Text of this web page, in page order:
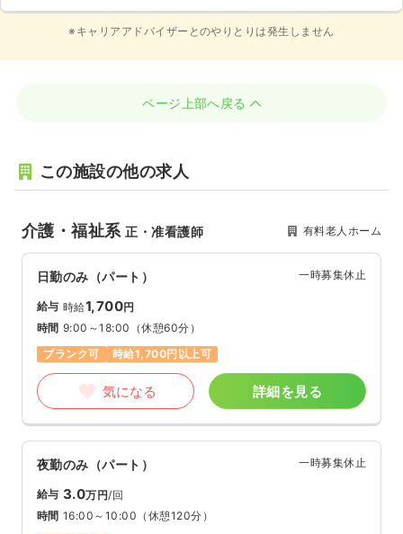
※キャリアアドバイザーとのやりとりは発生しません
ページ上部へ戻る
この施設の他の求人
介護・福祉系正・准看護師 有料老人ホーム
日勤のみ（パート） 一時募集休止
給与 時給1,700円
時間 9:00～18:00 （休憩60分）
ブランク可
時給1,700円以上可
気になる 詳細を見る
夜勤のみ（パート） 一時募集休止
給与 3.0万円/回
時間 16:00～10:00 （休憩120分）